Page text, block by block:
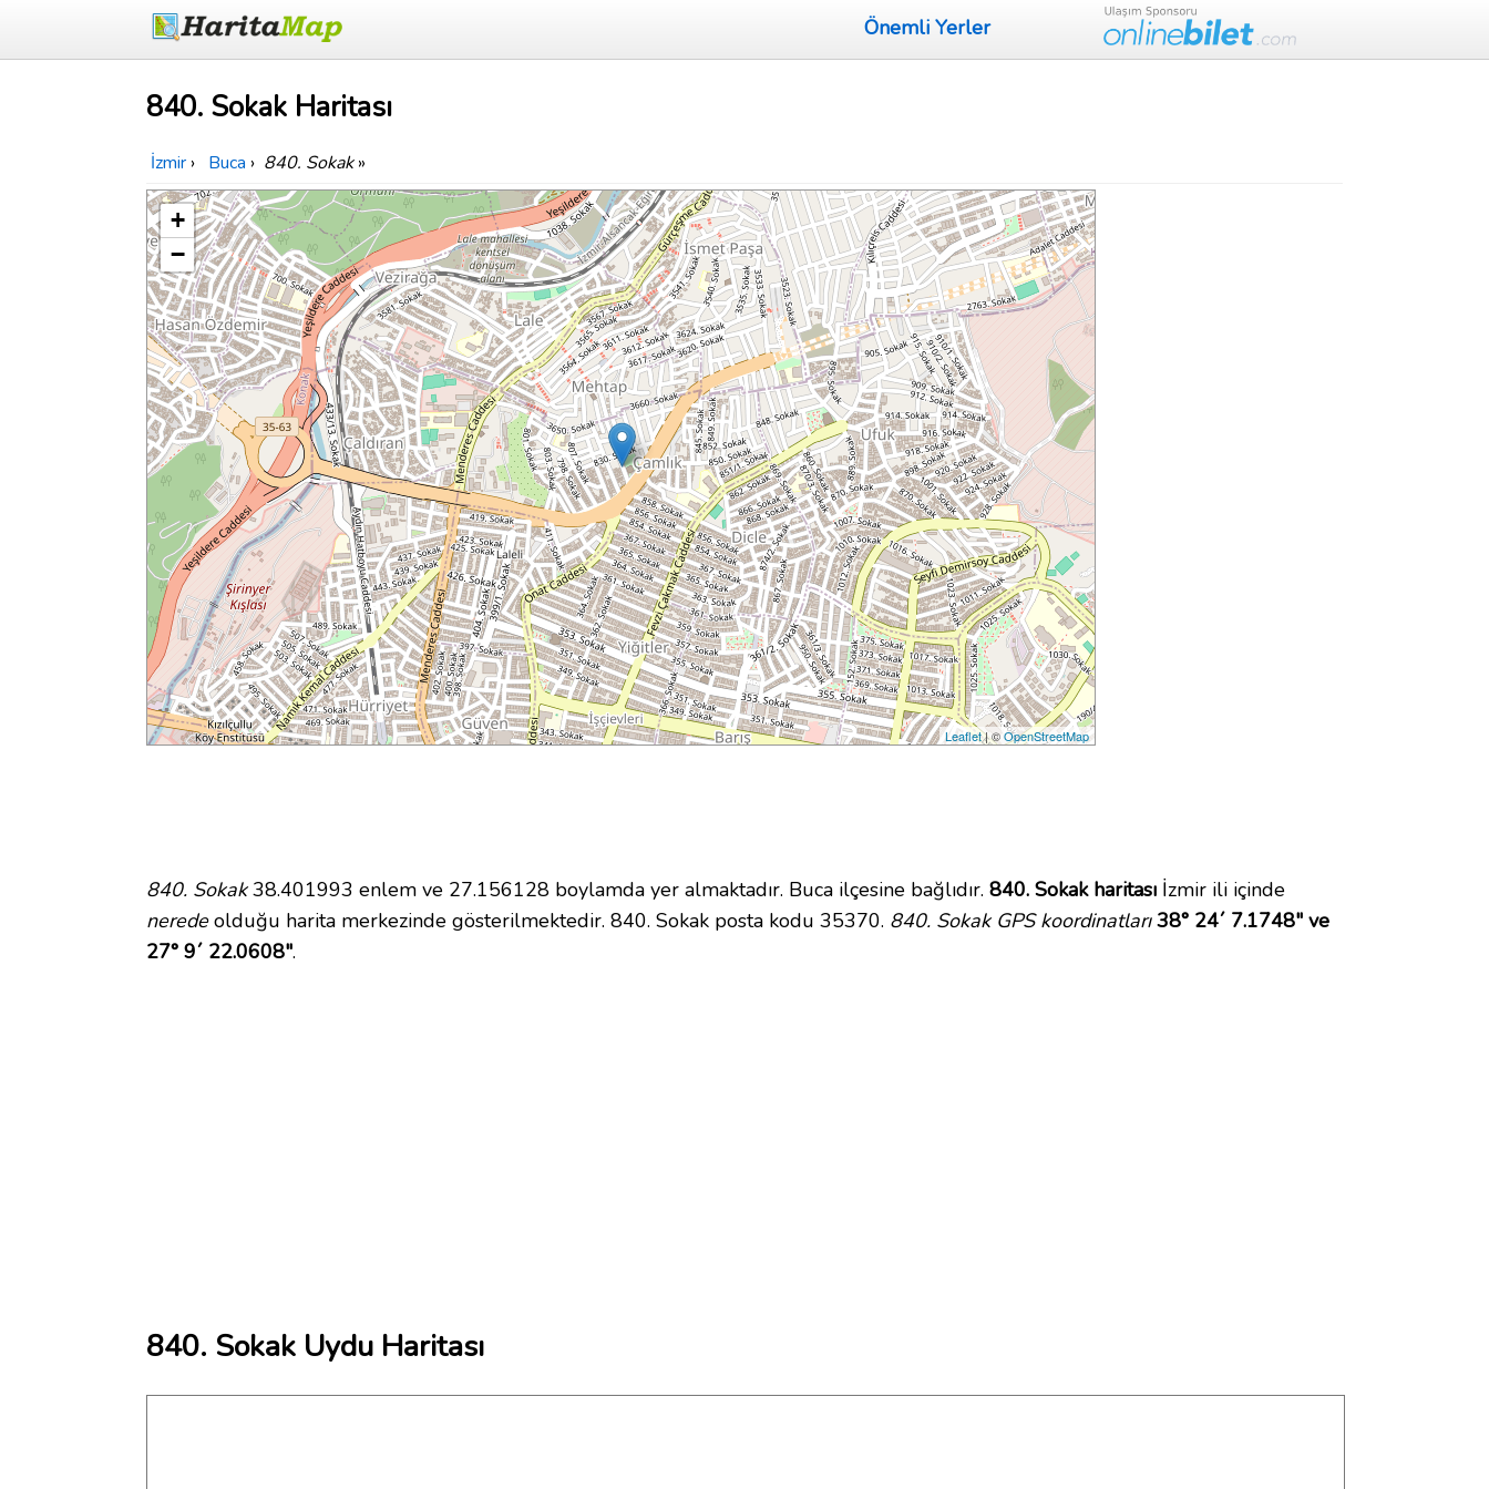
Önemli Yerler
840. Sokak Haritası
İzmir › Buca › 840. Sokak»
+
−
Leaflet| ©OpenStreetMap
840. Sokak38.401993 enlem ve 27.156128 boylamda yer almaktadır. Buca ilçesine bağlıdır. 840. Sokak haritası İzmir ili içinde
neredeolduğu harita merkezinde gösterilmektedir. 840. Sokak posta kodu 35370. 840. Sokak GPS koordinatları 38° 24´ 7.1748" ve
27° 9´ 22.0608".
840. Sokak Uydu Haritası